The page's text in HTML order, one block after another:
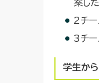
案した
2チー
3チー
学生か